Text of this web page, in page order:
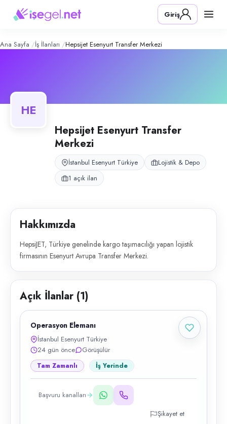
Esenyurt Transfer Merkezi
Konum:
HepsiJET, Türkiye genelinde kargo taşımacılığı yapan lojistik
Giriş
Ana Sayfa İş İlanları Hepsijet Esenyurt Transfer Merkezi
HE
Hepsijet Esenyurt Transfer
Merkezi
İstanbul Esenyurt Türkiye
Lojistik & Depo
1 açık ilan
Hakkımızda
HepsiJET, Türkiye genelinde kargo taşımacılığı yapan lojistik
firmasının Esenyurt Avrupa Transfer Merkezi.
Açık İlanlar (1)
Operasyon Elemanı
İstanbul Esenyurt Türkiye
24 gün önce
Görüşülür
Tam Zamanlı İş Yerinde
Başvuru kanalları
Şikayet et